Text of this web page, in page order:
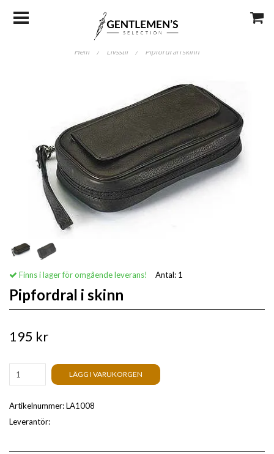
Hem / Livsstil / Pipfordral i skinn
Finns i lager för omgående leverans! Antal: 1
Pipfordral i skinn
195 kr
LÄGG I VARUKORGEN
Artikelnummer:LA1008
Leverantör: